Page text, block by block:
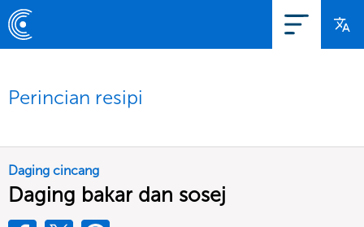
Perincian resipi
Daging cincang
Daging bakar dan sosej